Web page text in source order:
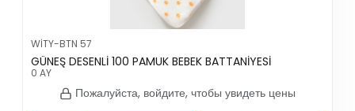
WİTY-BTN 57
GÜNEŞ DESENLİ 100 PAMUK BEBEK BATTANİYESİ
0 AY
Пожалуйста, войдите, чтобы увидеть цены